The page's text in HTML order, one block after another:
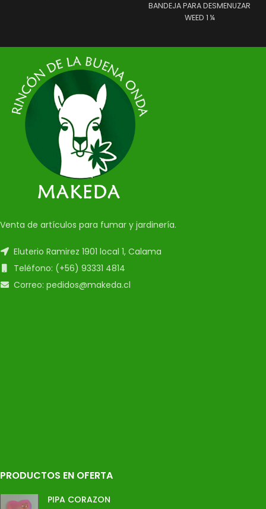
BANDEJA PARA DESMENUZAR
WEED 1 ¼
Venta de artículos para fumar y jardinería.
Eluterio Ramirez 1901 local 1, Calama
Teléfono: (+56) 93331 4814
Correo: pedidos@makeda.cl
PRODUCTOS EN OFERTA
PIPA CORAZON